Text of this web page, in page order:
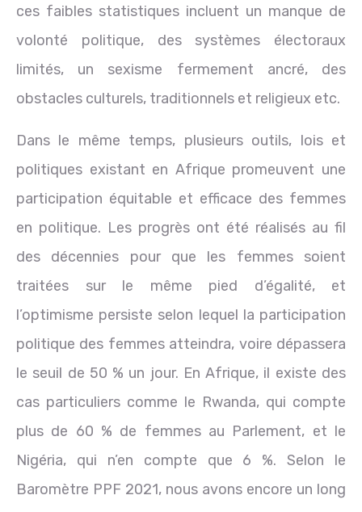
ces faibles statistiques incluent un manque de
volonté politique, des systèmes électoraux
limités, un sexisme fermement ancré, des
obstacles culturels, traditionnels et religieux etc.
Dans le même temps, plusieurs outils, lois et
politiques existant en Afrique promeuvent une
participation équitable et efficace des femmes
en politique. Les progrès ont été réalisés au fil
des décennies pour que les femmes soient
traitées sur le même pied d’égalité, et
l’optimisme persiste selon lequel la participation
politique des femmes atteindra, voire dépassera
le seuil de 50 % un jour. En Afrique, il existe des
cas particuliers comme le Rwanda, qui compte
plus de 60 % de femmes au Parlement, et le
Nigéria, qui n’en compte que 6 %. Selon le
Baromètre PPF 2021, nous avons encore un long